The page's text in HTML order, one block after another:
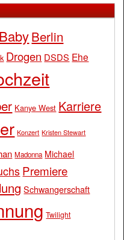
BabyBerlin
Drogen DSDS Ehe
Kanye West Karriere
Konzert Kristen Stewart
Madonna Michael
Premiere
Schwangerschaft
Twilight